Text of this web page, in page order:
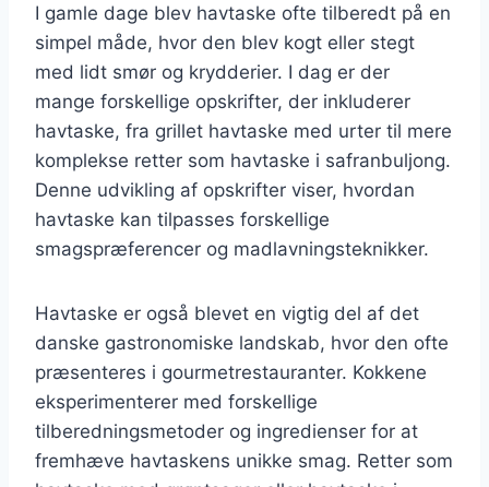
I gamle dage blev havtaske ofte tilberedt på en
simpel måde, hvor den blev kogt eller stegt
med lidt smør og krydderier. I dag er der
mange forskellige opskrifter, der inkluderer
havtaske, fra grillet havtaske med urter til mere
komplekse retter som havtaske i safranbuljong.
Denne udvikling af opskrifter viser, hvordan
havtaske kan tilpasses forskellige
smagspræferencer og madlavningsteknikker.
Havtaske er også blevet en vigtig del af det
danske gastronomiske landskab, hvor den ofte
præsenteres i gourmetrestauranter. Kokkene
eksperimenterer med forskellige
tilberedningsmetoder og ingredienser for at
fremhæve havtaskens unikke smag. Retter som